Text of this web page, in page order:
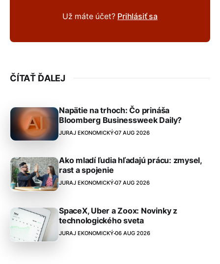
Už máte účet? Prihlásiť sa
ČÍTAŤ ĎALEJ
Napätie na trhoch: Čo prináša
Bloomberg Businessweek Daily?
JURAJ EKONOMICKÝ 07 AUG 2026
Ako mladí ľudia hľadajú prácu: zmysel,
rast a spojenie
JURAJ EKONOMICKÝ 07 AUG 2026
SpaceX, Uber a Zoox: Novinky z
technologického sveta
JURAJ EKONOMICKÝ 06 AUG 2026